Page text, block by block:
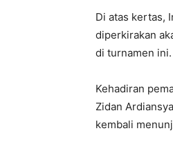
Di atas kertas,
diperkirakan
di turnamen ini.
Kehadiran
Zidan
kembali